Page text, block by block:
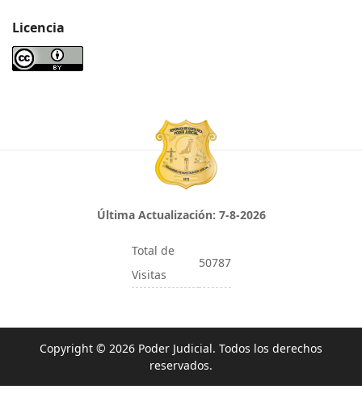
Licencia
Última Actualización: 7-8-2026
Total de
Visitas
50787
Copyright © 2026 Poder Judicial. Todos los derechos
reservados.